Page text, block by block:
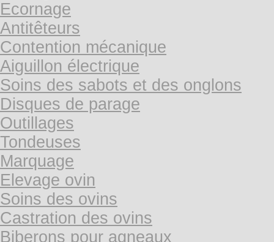
Ecornage
Antitêteurs
Contention mécanique
Aiguillon électrique
Soins des sabots et des onglons
Disques de parage
Outillages
Tondeuses
Marquage
Elevage ovin
Soins des ovins
Castration des ovins
Biberons pour agneaux